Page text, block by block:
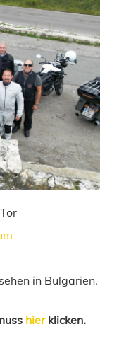
in Bulgarien.
hierklicken.